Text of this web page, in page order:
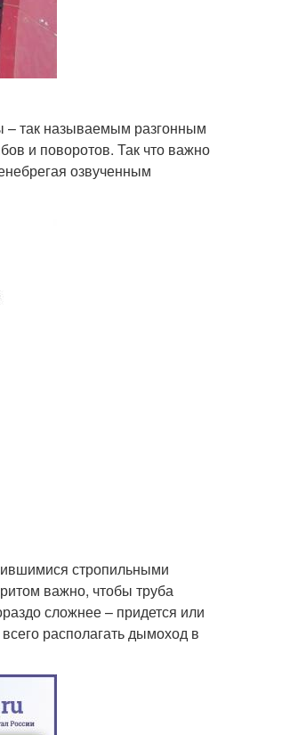
– так называемым разгонным
и поворотов. Так что важно
озвученным
стропильными
важно, чтобы труба
сложнее – придется или
располагать дымоход в